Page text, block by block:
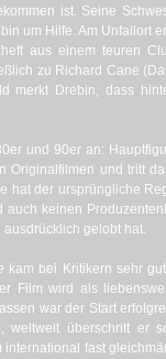
ist. Seine
um Hilfe. Am Unfallort
aus einem teuren
zu Richard Cane
merkt Drebin, dass
und 90er an:
Originalfilmen und tritt
hat der ursprüngliche
keinen
gelobt hat.
kam bei Kritikern sehr
Film wird als
war der Start
weltweit überschritt er
fast